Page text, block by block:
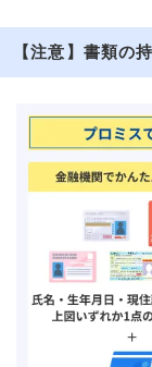
【注意】書類の